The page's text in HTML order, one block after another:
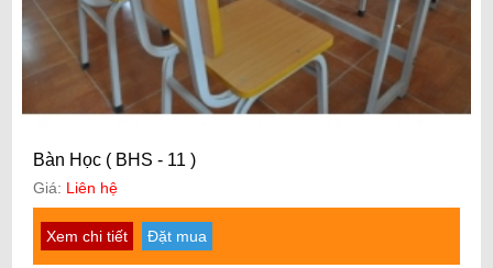
Bàn Học ( BHS - 11 )
Giá: Liên hệ
Xem chi tiết Đặt mua